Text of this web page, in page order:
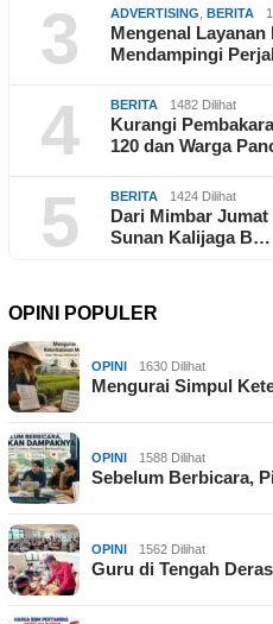
3 ADVERTISING BERITA
Mengenal
Mendampingi
4 BERITA 1482 Dilihat
Kurangi
120 dan Warga
5 BERITA 1424 Dilihat
Dari Mimbar Jumat
Sunan Kalijaga B…
OPINI POPULER
OPINI 1630 Dilihat
Mengurai Simpul
OPINI 1588 Dilihat
Sebelum Berbicara,
OPINI 1562 Dilihat
Guru di Tengah